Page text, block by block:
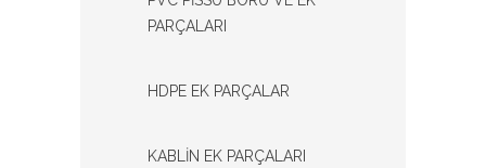
PARÇALARI
HDPE EK PARÇALAR
KABLİN EK PARÇALARI